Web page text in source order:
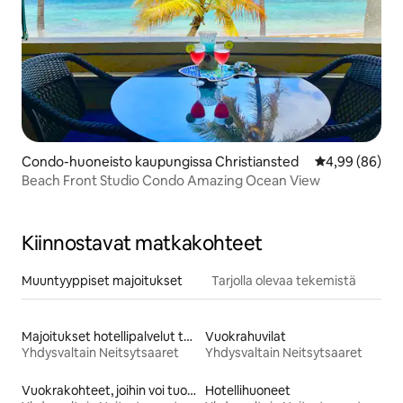
Condo-huoneisto kaupungissa Christiansted
4,99 (86)
Beach Front Studio Condo Amazing Ocean View
Kiinnostavat matkakohteet
Muuntyyppiset majoitukset Tarjolla olevaa tekemistä
Majoitukset hotellipalvelut tarjoavissa huoneistoissa
Yhdysvaltain Neitsytsaaret
Vuokrahuvilat
Yhdysvaltain Neitsytsaaret
Vuokrakohteet, joihin voi tuoda lemmikin
Hotellihuoneet